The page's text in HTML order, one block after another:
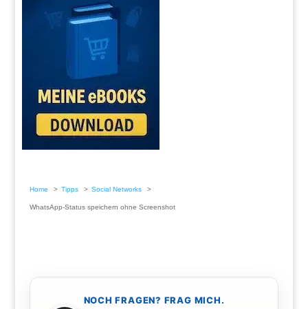
Home Tipps Social Networks
WhatsApp-Status speichern ohne Screenshot
NOCH FRAGEN? FRAG MICH.